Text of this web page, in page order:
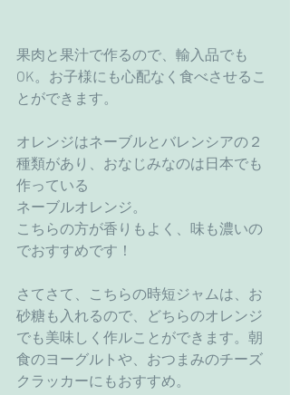
果肉と果汁で作るので、輸入品でも
OK。お子様にも心配なく食べさせるこ
とができます。
オレンジはネーブルとバレンシアの２
種類があり、おなじみなのは日本でも
作っている
ネーブルオレンジ。
こちらの方が香りもよく、味も濃いの
でおすすめです！
さてさて、こちらの時短ジャムは、お
砂糖も入れるので、どちらのオレンジ
でも美味しく作ルことができます。朝
食のヨーグルトや、おつまみのチーズ
クラッカーにもおすすめ。